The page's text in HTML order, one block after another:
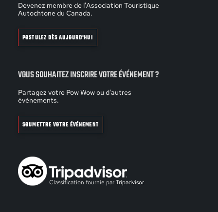
Devenez membre de l'Association Touristique
Autochtone du Canada.
POSTULEZ DÈS AUJOURD'HUI
VOUS SOUHAITEZ INSCRIRE VOTRE ÉVÉNEMENT ?
Partagez votre Pow Wow ou d'autres
événements.
SOUMETTRE VOTRE ÉVÉNEMENT
Classification fournie parTripadvisor